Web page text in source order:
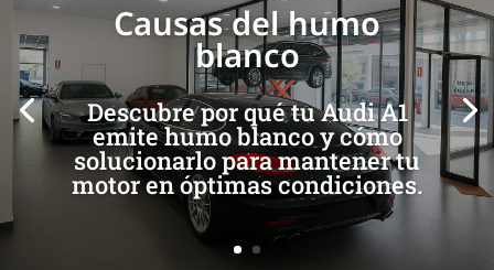
Causas del humo
blanco
Descubre por qué tu Audi A1
emite humo blanco y cómo
solucionarlo para mantener tu
motor en óptimas condiciones.